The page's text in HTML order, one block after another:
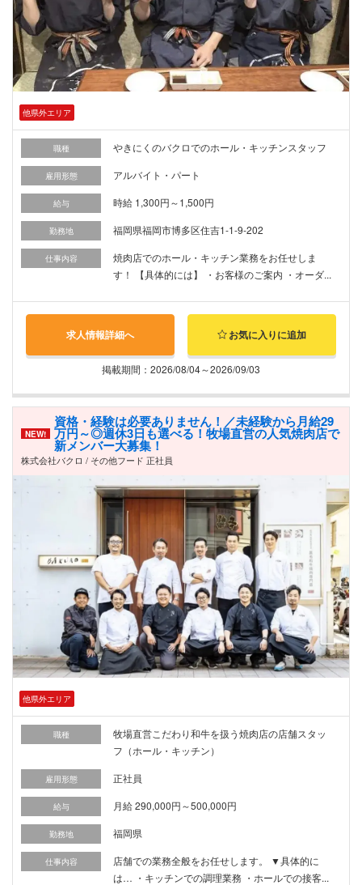
他県外エリア
職種 やきにくのバクロでのホール・キッチンスタッフ
雇用形態 アルバイト・パート
給与 時給 1,300円～1,500円
勤務地 福岡県福岡市博多区住吉1-1-9-202
仕事内容
焼肉店でのホール・キッチン業務をお任せしま
す！ 【具体的には】 ・お客様のご案内 ・オーダ...
求人情報詳細へ お気に入りに追加
掲載期間：2026/08/04～2026/09/03
NEW!
資格・経験は必要ありません！／未経験から月給29
万円～◎週休3日も選べる！牧場直営の人気焼肉店で
新メンバー大募集！
株式会社バクロ / その他フード 正社員
他県外エリア
職種
牧場直営こだわり和牛を扱う焼肉店の店舗スタッ
フ（ホール・キッチン）
雇用形態 正社員
給与 月給 290,000円～500,000円
勤務地 福岡県
仕事内容
店舗での業務全般をお任せします。 ▼具体的に
は… ・キッチンでの調理業務 ・ホールでの接客...